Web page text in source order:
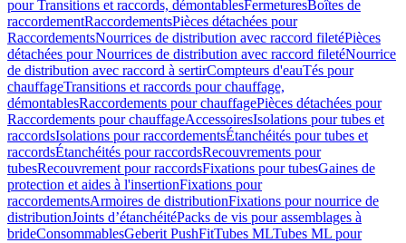
pour Transitions et raccords, démontablesFermeturesBoîtes de
raccordementRaccordementsPièces détachées pour
RaccordementsNourrices de distribution avec raccord filetéPièces
détachées pour Nourrices de distribution avec raccord filetéNourrice
de distribution avec raccord à sertirCompteurs d'eauTés pour
chauffageTransitions et raccords pour chauffage,
démontablesRaccordements pour chauffagePièces détachées pour
Raccordements pour chauffageAccessoiresIsolations pour tubes et
raccordsIsolations pour raccordementsÉtanchéités pour tubes et
raccordsÉtanchéités pour raccordsRecouvrements pour
tubesRecouvrement pour raccordsFixations pour tubesGaines de
protection et aides à l'insertionFixations pour
raccordementsArmoires de distributionFixations pour nourrice de
distributionJoints d’étanchéitéPacks de vis pour assemblages à
brideConsommablesGeberit PushFitTubes MLTubes ML pour